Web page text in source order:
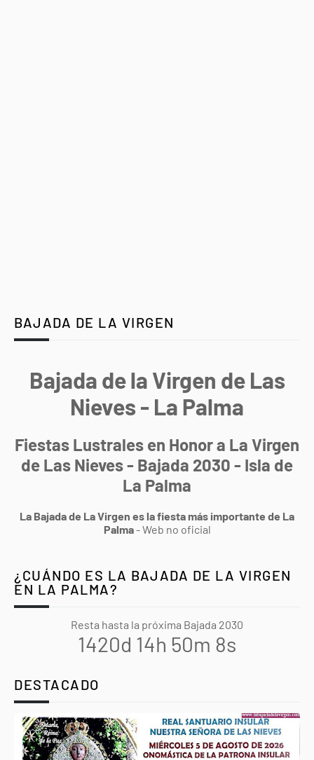
BAJADA DE LA VIRGEN
Bajada de la Virgen de Las
Nieves - La Palma
Fiestas Lustrales en Honor a La Virgen
de Las Nieves - Bajada 2030 - Isla de
La Palma
La Bajada de La Virgen es la fiesta más importante de La
Palma- Web no oficial
¿CUÁNDO ES LA BAJADA DE LA VIRGEN
EN LA PALMA?
Resta hasta la próxima Bajada 2030
1420d 14h 50m 7s
DESTACADO